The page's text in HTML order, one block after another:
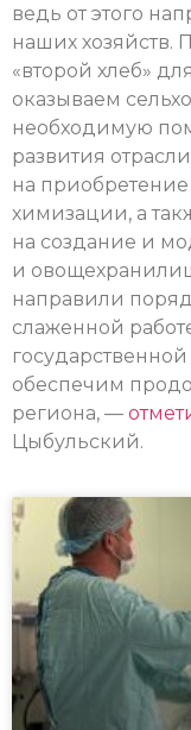
ведь от этого
наших хозяйств.
«второй хлеб»
оказываем
необходимую
развития
на
химизации, а
на создание и
и
направили
слаженной
обеспечим
региона, —
Цыбульский.